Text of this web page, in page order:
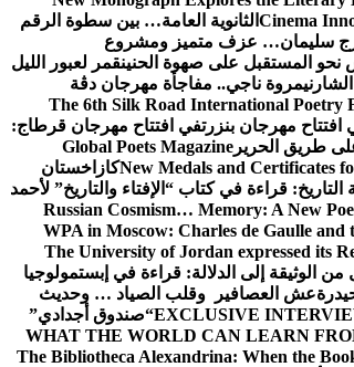
Cinema الثانوية العامة… بين سطوة الرقم
سليمان… عزف متميز ومشروع
نحو المستقبل على صهوة الحنينقمر لعبور الليل
مروة ناجي.. مفاجأة مهرجان دڨة
The 6th Silk Road International Poetry
مهرجان بنزرتفي افتتاح مهرجان قرطاج:
طريق الحرير Global Poets Magazine
New Medals and Certificatesكازاخستان
قراءة في كتاب “الإفتاء والتاريخ” لأحمد
Russian Cosmism… Memory: A New
WPA in Moscow: Charles de Gaulle and
The University of Jordan expressed its
من الوثيقة إلى الدلالة: قراءة في إبستمولوجيا
عش العصافير وقلب الصياد … وحديث
EXCLUSIVE“صندوق أجدادي”
WHAT THE WORLD CAN LEARN
The Bibliotheca Alexandrina: When the